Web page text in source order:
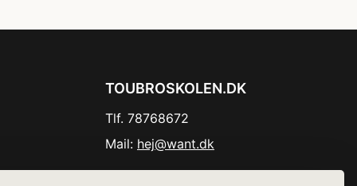
TOUBROSKOLEN.DK
Tlf. 78768672
Mail: hej@want.dk